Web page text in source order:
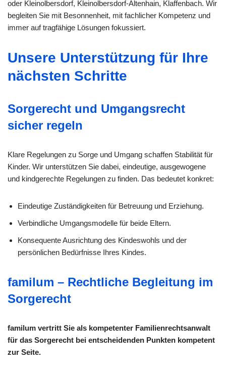
oder Kleinolbersdorf, Kleinolbersdorf-Altenhain, Klaffenbach. Wir
begleiten Sie mit Besonnenheit, mit fachlicher Kompetenz und
immer auf tragfähige Lösungen fokussiert.
Unsere Unterstützung für Ihre
nächsten Schritte
Sorgerecht und Umgangsrecht
sicher regeln
Klare Regelungen zu Sorge und Umgang schaffen Stabilität für
Kinder. Wir unterstützen Sie dabei, eindeutige, ausgewogene
und kindgerechte Regelungen zu finden. Das bedeutet konkret:
Eindeutige Zuständigkeiten für Betreuung und Erziehung.
Verbindliche Umgangsmodelle für beide Eltern.
Konsequente Ausrichtung des Kindeswohls und der
persönlichen Bedürfnisse Ihres Kindes.
familum – Rechtliche Begleitung im
Sorgerecht
familum vertritt Sie als kompetenter Familienrechtsanwalt
für das Sorgerecht bei entscheidenden Punkten kompetent
zur Seite.